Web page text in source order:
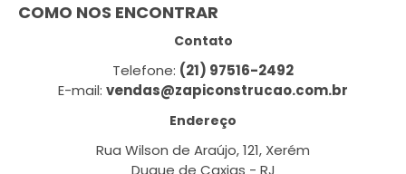
COMO NOS ENCONTRAR
Contato
Telefone: (21) 97516-2492
E-mail: vendas@zapiconstrucao.com.br
Endereço
Rua Wilson de Araújo, 121, Xerém
Duque de Caxias - RJ